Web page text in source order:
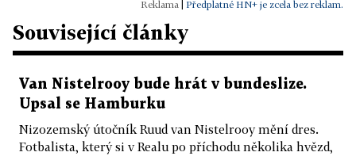
Předplatné HN+ je zcela bez reklam.
Související články
Van Nistelrooy bude hrát v bundeslize.
Upsal se Hamburku
Nizozemský útočník Ruud van Nistelrooy mění dres.
Fotbalista, který si v Realu po příchodu několika hvězd,